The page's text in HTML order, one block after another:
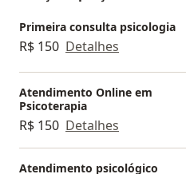
Primeira consulta psicologia
R$ 150 Detalhes
Atendimento Online em
Psicoterapia
R$ 150 Detalhes
Atendimento psicológico